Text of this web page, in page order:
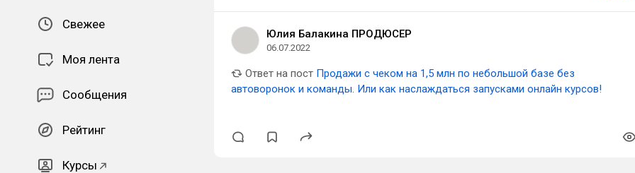
Свежее
Моя лента
Сообщения
Рейтинг
Курсы
Юлия Балакина ПРОДЮСЕР
06.07.2022
Ответ на пост Продажи с чеком на 1,5 млн по небольшой базе без
автоворонок и команды. Или как наслаждаться запусками онлайн курсов!